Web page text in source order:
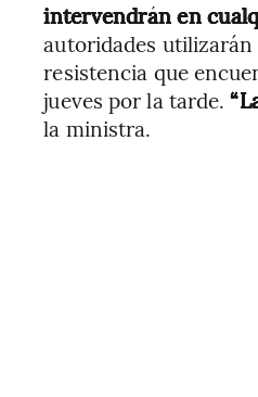
intervendrán en
autoridades
resistencia que
jueves por la tarde.
la ministra.